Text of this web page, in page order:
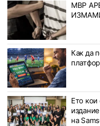
МВР
Как да
Ето кои
на